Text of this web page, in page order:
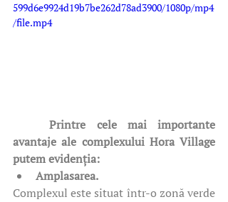
599d6e9924d19b7be262d78ad3900/1080p/mp4
/file.mp4
	Printre cele mai importante
avantaje ale complexului Hora Village
putem evidenția:
Amplasarea.
Complexul este situat într-o zonă verde